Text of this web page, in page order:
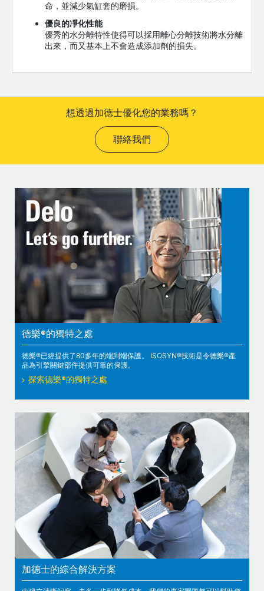
命，並減少氣缸套的磨損。
優良的凈化性能
優秀的水分離特性使得可以採用離心分離技術將水分離
出來，而又基本上不會造成添加劑的損失。
想透過加德士優化您的業務嗎？
聯絡我們
德樂®的獨特之處
德樂®已經提供了80多年的端到端保護。 ISOSYN®技術是令德樂®產
品為引擎關鍵部件提供可靠的保護。
探索德樂®的獨特之處
加德士的綜合解決方案